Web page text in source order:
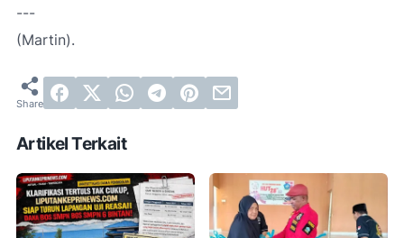
---
(Martin).
Artikel Terkait